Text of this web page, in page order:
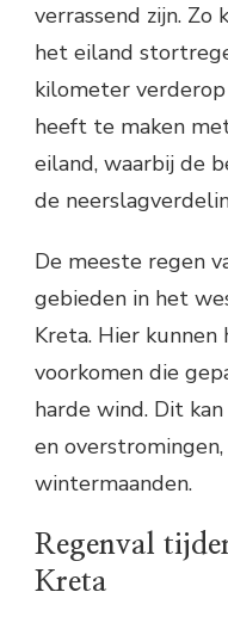
verrassend zijn. Zo
het eiland
kilometer
heeft te maken
eiland, waarbij de
de
De meeste regen
gebieden in het
Kreta. Hier
voorkomen die
harde wind. Dit
en
wintermaanden.
Regenval
Kreta